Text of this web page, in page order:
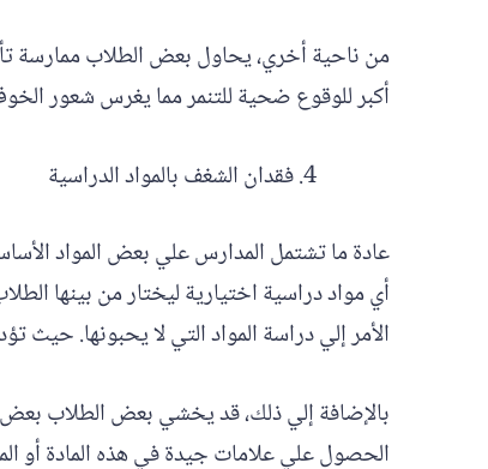
من ناحية أخري، يحاول بعض الطلاب ممارسة
أكبر للوقوع ضحية للتنمر مما يغرس شعور
فقدان الشغف بالمواد الدراسية
عادة ما تشتمل المدارس علي بعض المواد
أي مواد دراسية اختيارية ليختار من بينها
الأمر إلي دراسة المواد التي لا يحبونها. حيث
بالإضافة إلي ذلك، قد يخشي بعض الطلاب بعض
الحصول علي علامات جيدة في هذه المادة أو